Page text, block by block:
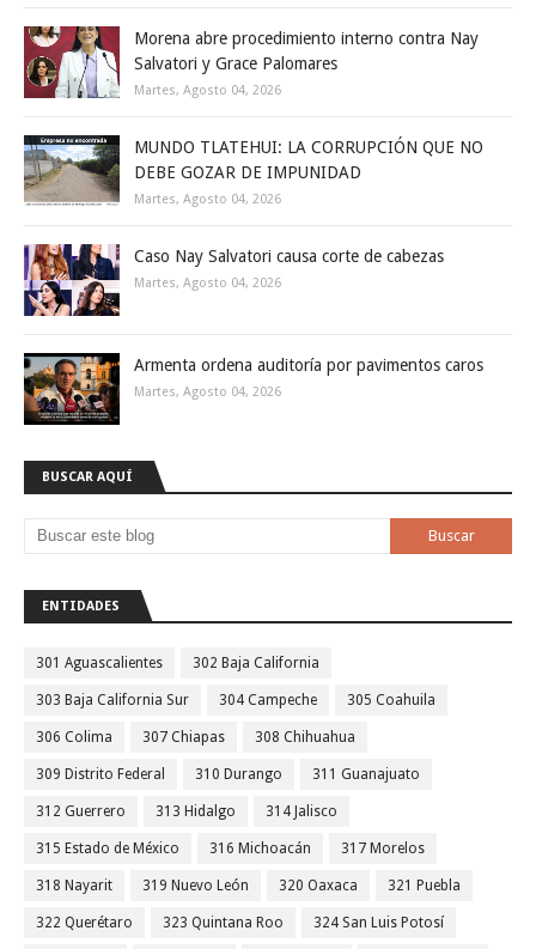
Morena abre procedimiento interno contra Nay
Salvatori y Grace Palomares
Martes, Agosto 04, 2026
MUNDO TLATEHUI: LA CORRUPCIÓN QUE NO
DEBE GOZAR DE IMPUNIDAD
Martes, Agosto 04, 2026
Caso Nay Salvatori causa corte de cabezas
Martes, Agosto 04, 2026
Armenta ordena auditoría por pavimentos caros
Martes, Agosto 04, 2026
BUSCAR AQUÍ
ENTIDADES
301 Aguascalientes 302 Baja California
303 Baja California Sur 304 Campeche 305 Coahuila
306 Colima 307 Chiapas 308 Chihuahua
309 Distrito Federal 310 Durango 311 Guanajuato
312 Guerrero 313 Hidalgo 314 Jalisco
315 Estado de México 316 Michoacán 317 Morelos
318 Nayarit 319 Nuevo León 320 Oaxaca 321 Puebla
322 Querétaro 323 Quintana Roo 324 San Luis Potosí